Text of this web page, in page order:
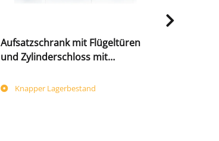
Aufsatzschrank mit Flügeltüren
und Zylinderschloss mit
signalweiß
Knapper Lagerbestand